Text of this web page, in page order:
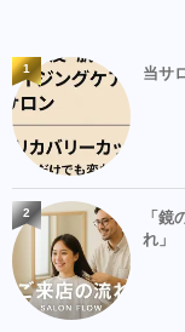
当サ
1
「
れ」
2